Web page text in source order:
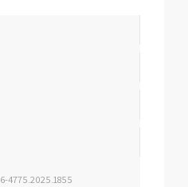
4775.2025.1855